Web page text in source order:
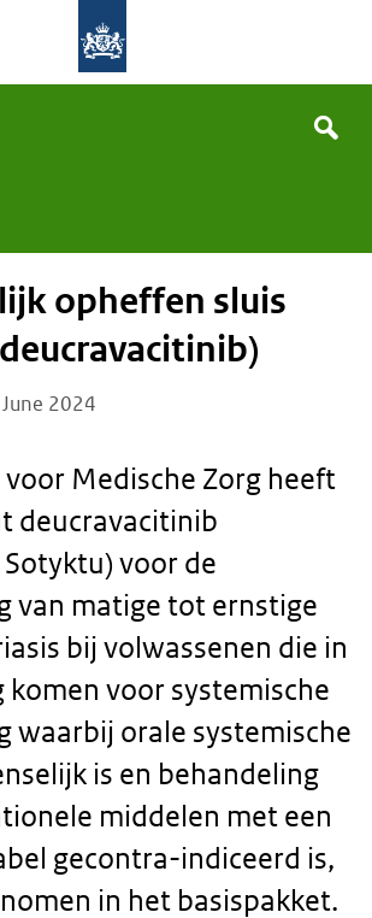
the
Search
opheffen sluis
2024
Medische Zorg heeft
deucravacitinib
voor de
van matige tot ernstige
bij volwassenen die in
komen voor systemische
waarbij orale systemische
is en behandeling
middelen met een
gecontra-indiceerd is,
in het basispakket.